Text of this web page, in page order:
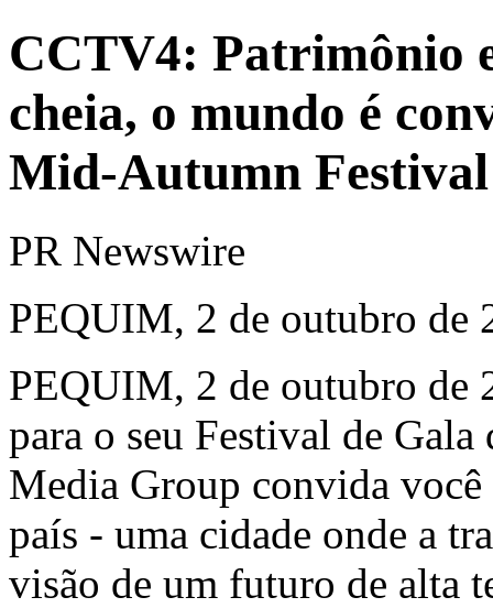
CCTV4: Patrimônio
cheia, o mundo é
Mid-Autumn
PR Newswire
PEQUIM, 2 de outubro de
PEQUIM, 2 de outubro de
para o seu Festival de
Media Group convida você
país - uma cidade onde a
visão de um futuro de alta